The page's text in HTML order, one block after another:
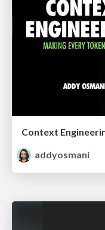
Context
addyosmani